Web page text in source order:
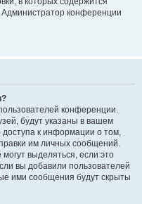
конференции
конференции.
будут указаны в вашем
к информации о том,
им личных сообщений.
выделяться, если это
вы добавили пользователей
ими сообщения будут скрыты